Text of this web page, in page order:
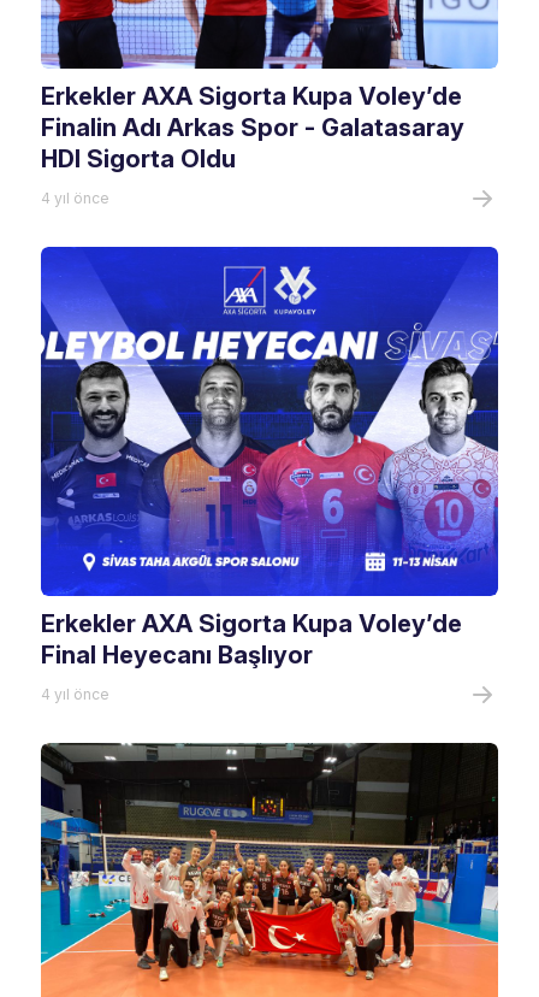
Erkekler AXA Sigorta Kupa Voley’de
Finalin Adı Arkas Spor - Galatasaray
HDI Sigorta Oldu
4 yıl önce
Erkekler AXA Sigorta Kupa Voley’de
Final Heyecanı Başlıyor
4 yıl önce